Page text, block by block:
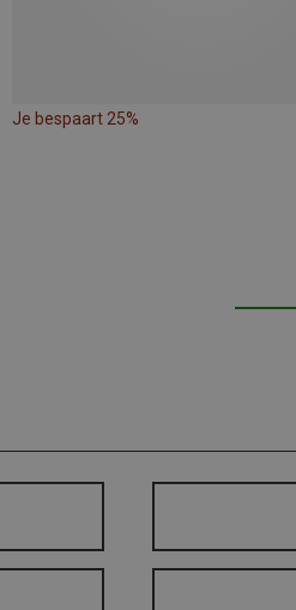
Je bespaart 25%